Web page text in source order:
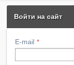
Войти на сайт
E-mail